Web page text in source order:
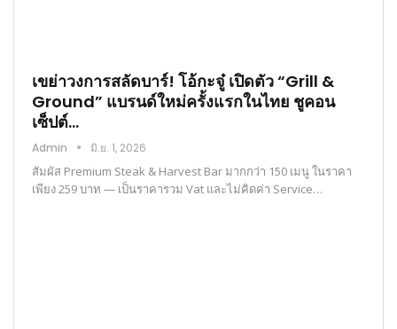
เขย่าวงการสลัดบาร์! โอ้กะจู๋ เปิดตัว “Grill &
Ground” แบรนด์ใหม่ครั้งแรกในไทย ชูคอน
เซ็ปต์…
Admin มิ.ย. 1, 2026
สัมผัส Premium Steak & Harvest Bar มากกว่า 150 เมนู ในราคา
เพียง 259 บาท — เป็นราคารวม Vat และไม่คิดค่า Service…